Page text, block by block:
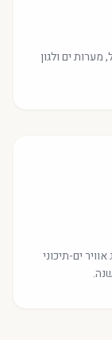
ים ולגון
ים-תיכוני